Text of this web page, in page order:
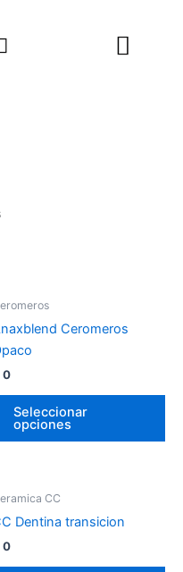
Search
Ceromeros
0
Seleccionar
opciones
CC
Dentina transicion
0